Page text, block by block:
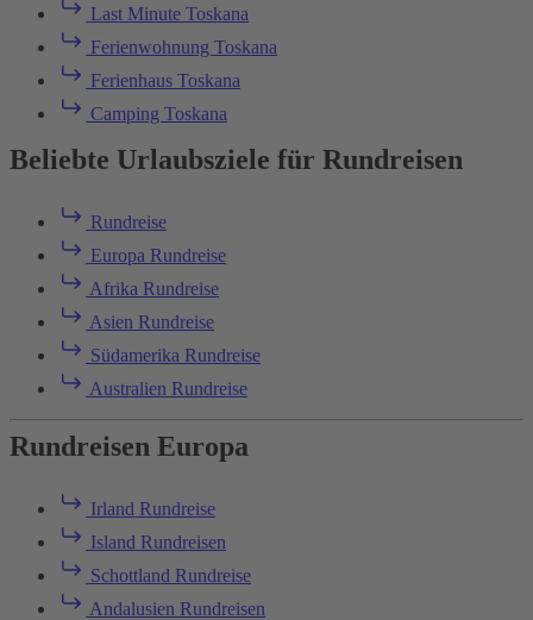
Last Minute Toskana
Ferienwohnung Toskana
Ferienhaus Toskana
Camping Toskana
Beliebte Urlaubsziele für Rundreisen
Rundreise
Europa Rundreise
Afrika Rundreise
Asien Rundreise
Südamerika Rundreise
Australien Rundreise
Rundreisen Europa
Irland Rundreise
Island Rundreisen
Schottland Rundreise
Andalusien Rundreisen